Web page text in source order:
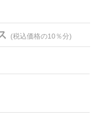
(税込価格の10％分)